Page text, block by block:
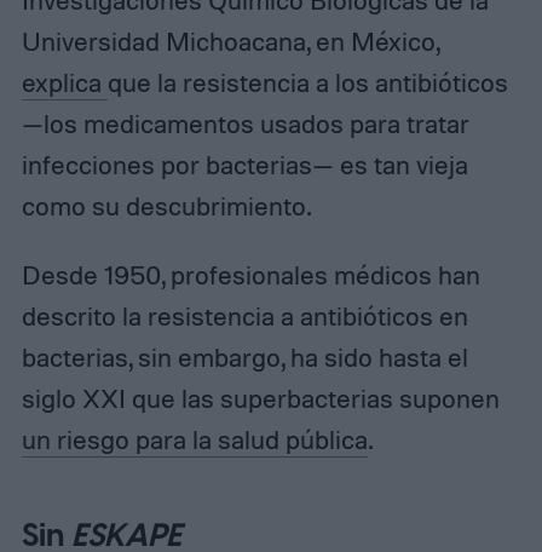
Universidad Michoacana, en México,
explica que la resistencia a los antibióticos
—los medicamentos usados para tratar
infecciones por bacterias— es tan vieja
como su descubrimiento.
Desde 1950, profesionales médicos han
descrito la resistencia a antibióticos en
bacterias, sin embargo, ha sido hasta el
siglo XXI que las superbacterias suponen
un riesgo para la salud pública.
Sin ESKAPE